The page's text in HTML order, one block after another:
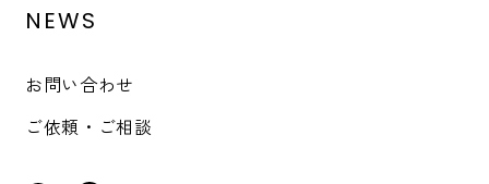
NEWS
お問い合わせ
ご依頼・ご相談